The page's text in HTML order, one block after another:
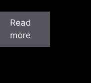
Read
more